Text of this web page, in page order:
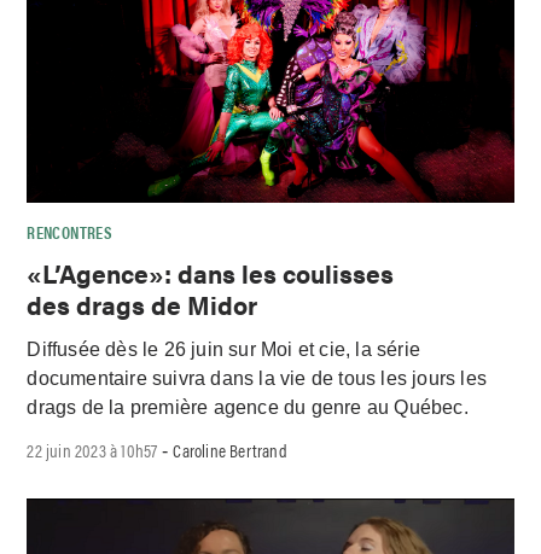
RENCONTRES
«L’Agence»: dans les coulisses
des drags de Midor
Diffusée dès le 26 juin sur Moi et cie, la série
documentaire suivra dans la vie de tous les jours les
drags de la première agence du genre au Québec.
22 juin 2023 à 10h57 -Caroline Bertrand